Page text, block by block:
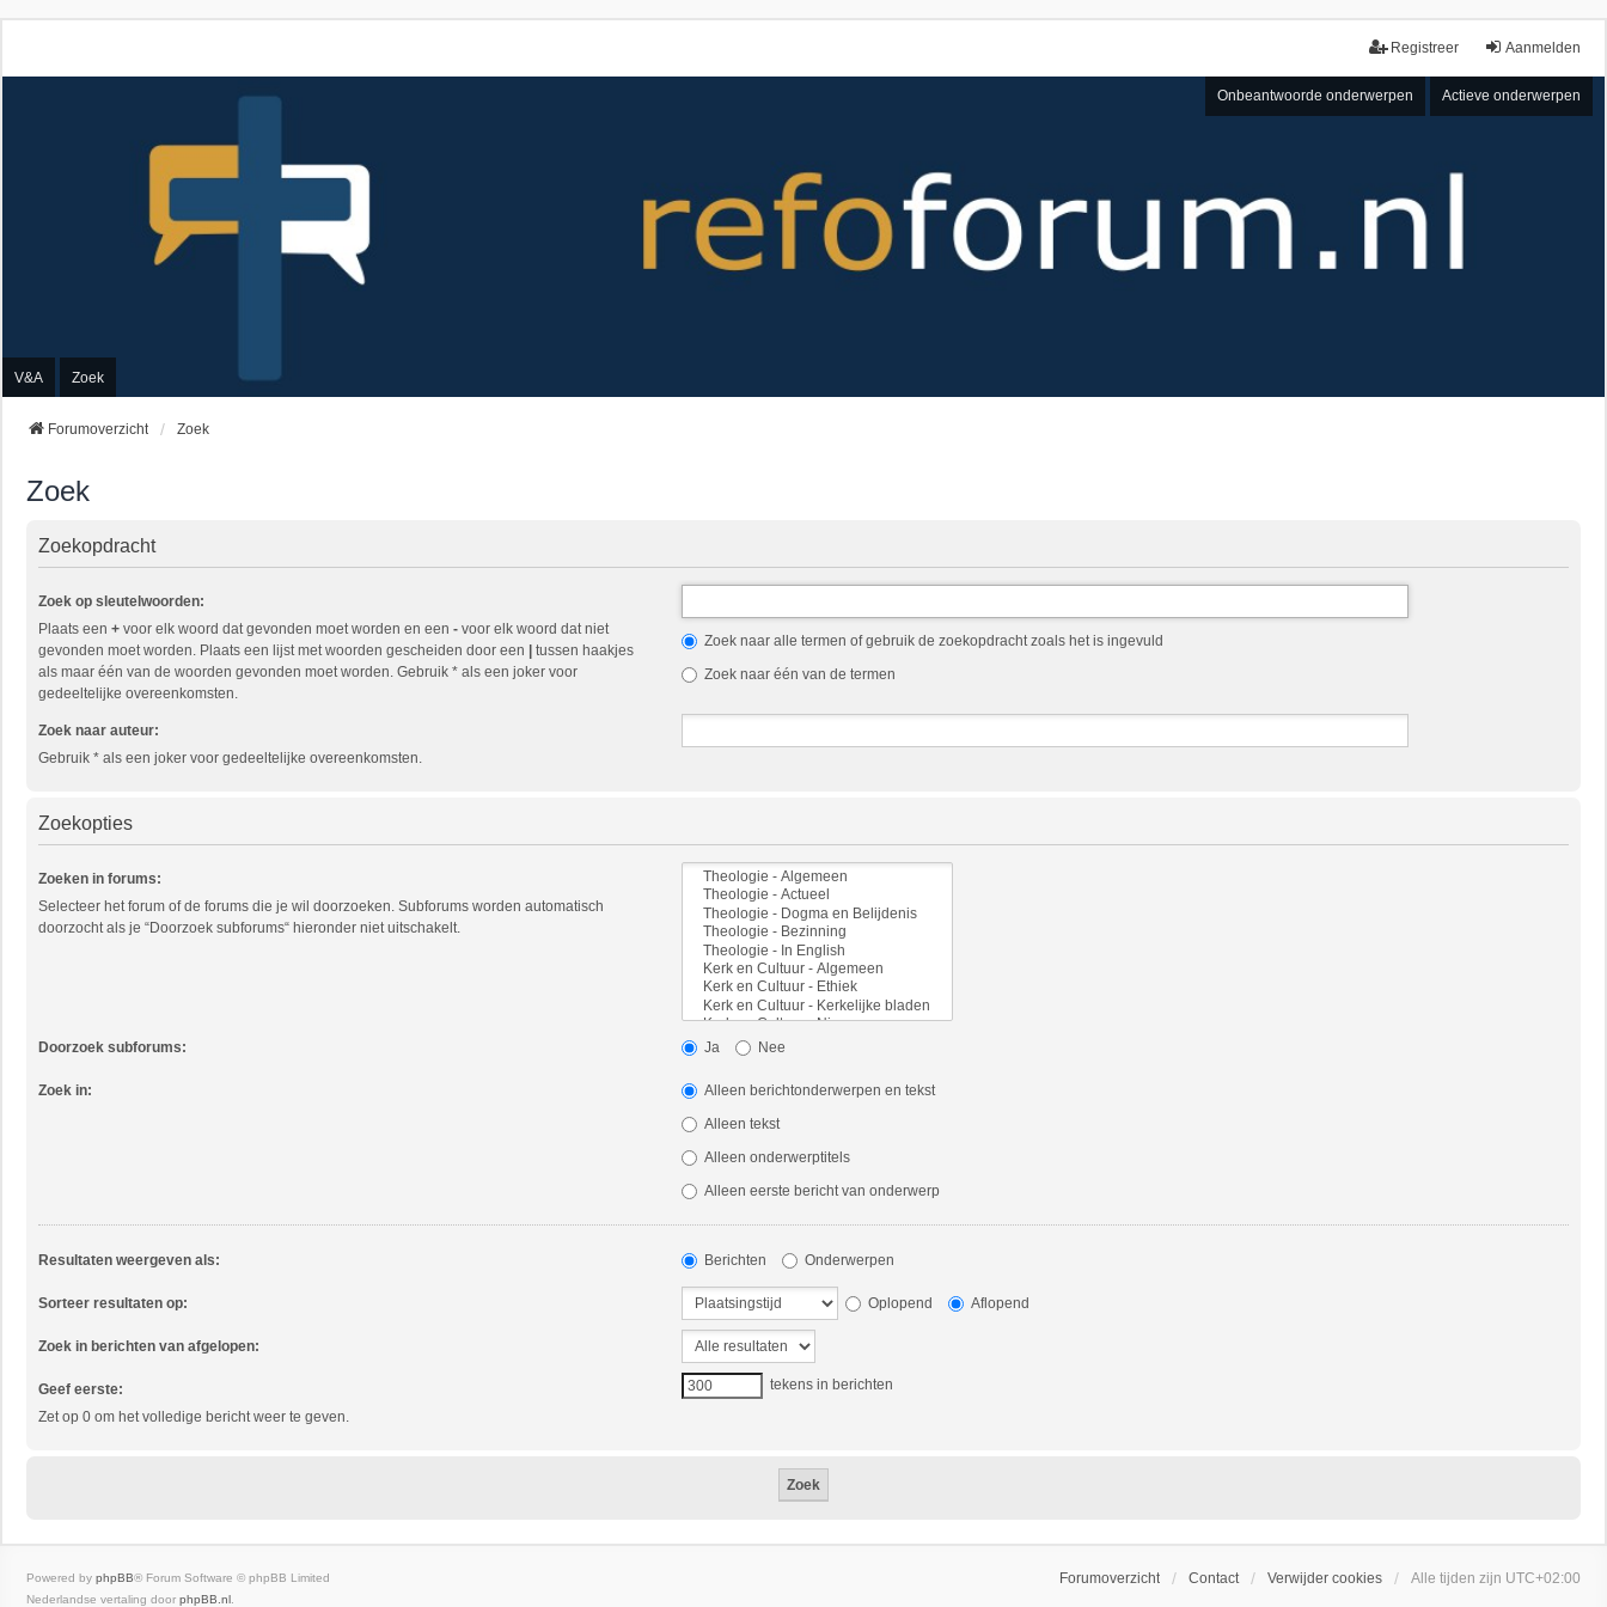
Aanmelden
Registreer
Onbeantwoorde onderwerpen Actieve onderwerpen
V&A Zoek
Forumoverzicht Zoek
Zoek
Zoekopdracht
Zoek op sleutelwoorden:
Plaats een + voor elk woord dat gevonden moet worden en een - voor elk woord dat niet
gevonden moet worden. Plaats een lijst met woorden gescheiden door een
tussen haakjes
als maar één van de woorden gevonden moet worden. Gebruik * als een joker voor
gedeeltelijke overeenkomsten.
Zoek naar alle termen of gebruik de zoekopdracht zoals het is ingevuld
Zoek naar één van de termen
Zoek naar auteur:
Gebruik * als een joker voor gedeeltelijke overeenkomsten.
Zoekopties
Zoeken in forums:
Selecteer het forum of de forums die je wil doorzoeken. Subforums worden automatisch
doorzocht als je “Doorzoek subforums“ hieronder niet uitschakelt.
Doorzoek subforums: Ja Nee
Zoek in:
Alleen berichtonderwerpen en tekst
Alleen tekst
Alleen onderwerptitels
Alleen eerste bericht van onderwerp
Resultaten weergeven als: Berichten Onderwerpen
Sorteer resultaten op: Oplopend Aflopend
Zoek in berichten van afgelopen:
Geef eerste:
Zet op 0 om het volledige bericht weer te geven.
tekens in berichten
Forumoverzicht Contact Verwijder cookies Alle tijden zijn UTC+02:00
Powered by phpBB® Forum Software © phpBB Limited
Nederlandse vertaling door phpBB.nl